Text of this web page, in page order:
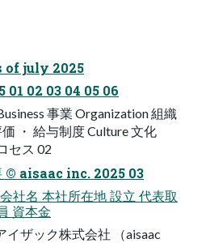
of july 2025
02 03 04 05 06
事業 Organization 組織
・ 給与制度 Culture 文化
セス 02
© aisaac inc. 2025 03
社名 本社所在地 設立 代表取
資本金
イザック株式会社 （aisaac